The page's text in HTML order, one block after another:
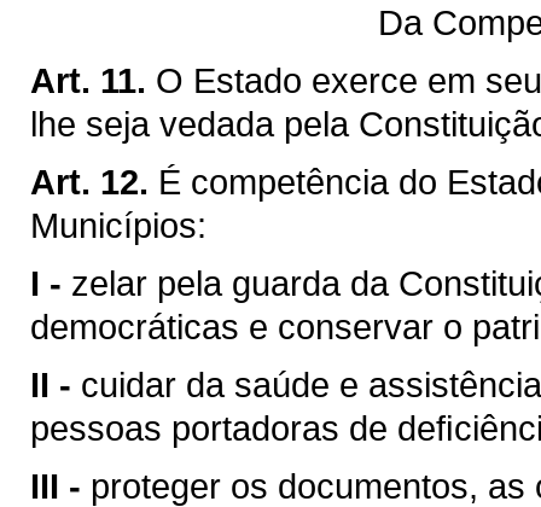
Da
Art. 11. O Estado exerce em
lhe seja vedada pela
Art. 12. É competência do
Municípios:
I - zelar pela guarda da
democráticas e conservar o
II - cuidar da saúde e
pessoas portadoras de
III - proteger os documentos,